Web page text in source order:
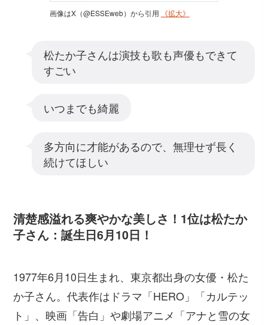
画像はX（@ESSEweb）から引用 《拡大》
松たか子さんは演技も歌も声優もできて
すごい
いつまでも綺麗
多方向に才能があるので、無理せず長く
続けてほしい
清楚感溢れる爽やかな美しさ！1位は松たか
子さん：誕生日6月10日！
1977年6月10日生まれ、東京都出身の女優・松た
か子さん。代表作はドラマ「HERO」「カルテッ
ト」、映画「告白」や劇場アニメ「アナと雪の女